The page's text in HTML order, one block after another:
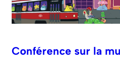
Conférence sur la